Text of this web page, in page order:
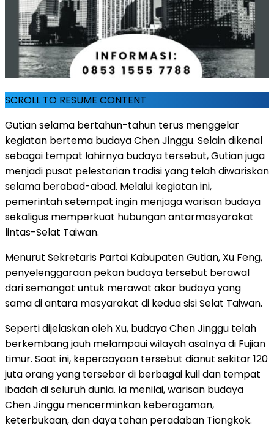
SCROLL TO RESUME CONTENT
Gutian selama bertahun-tahun terus menggelar
kegiatan bertema budaya Chen Jinggu. Selain dikenal
sebagai tempat lahirnya budaya tersebut, Gutian juga
menjadi pusat pelestarian tradisi yang telah diwariskan
selama berabad-abad. Melalui kegiatan ini,
pemerintah setempat ingin menjaga warisan budaya
sekaligus memperkuat hubungan antarmasyarakat
lintas-Selat Taiwan.
Menurut Sekretaris Partai Kabupaten Gutian, Xu Feng,
penyelenggaraan pekan budaya tersebut berawal
dari semangat untuk merawat akar budaya yang
sama di antara masyarakat di kedua sisi Selat Taiwan.
Seperti dijelaskan oleh Xu, budaya Chen Jinggu telah
berkembang jauh melampaui wilayah asalnya di Fujian
timur. Saat ini, kepercayaan tersebut dianut sekitar 120
juta orang yang tersebar di berbagai kuil dan tempat
ibadah di seluruh dunia. Ia menilai, warisan budaya
Chen Jinggu mencerminkan keberagaman,
keterbukaan, dan daya tahan peradaban Tiongkok.